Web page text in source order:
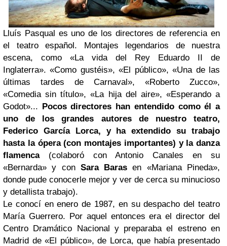
Lluís Pasqual es uno de los directores de referencia en
el teatro español. Montajes legendarios de nuestra
escena, como «La vida del Rey Eduardo II de
Inglaterra». «Como gustéis», «El público», «Una de las
últimas tardes de Carnaval», «Roberto Zucco»,
«Comedia sin título», «La hija del aire», «Esperando a
Godot»... Pocos directores han entendido como él a
uno de los grandes autores de nuestro teatro,
Federico García Lorca, y ha extendido su trabajo
hasta la ópera (con montajes importantes) y la danza
flamenca(colaboró con Antonio Canales en su
«Bernarda» y con Sara Baras en «Mariana Pineda»,
donde pude conocerle mejor y ver de cerca su minucioso
y detallista trabajo).
Le conocí en enero de 1987, en su despacho del teatro
María Guerrero. Por aquel entonces era el director del
Centro Dramático Nacional y preparaba el estreno en
Madrid de «El público», de Lorca, que había presentado